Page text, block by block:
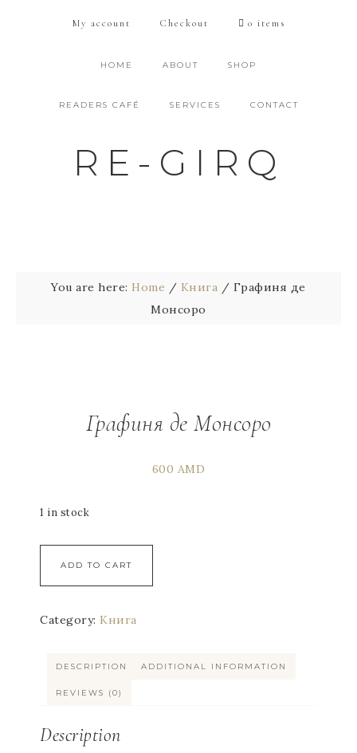
My account Checkout 0 items
HOME ABOUT SHOP
READERS CAFÉ SERVICES CONTACT
RE-GIRQ
You are here: Home / Книга / Графиня де
Монсоро
Графиня де Монсоро
600 AMD
1 in stock
ADD TO CART
Category: Книга
DESCRIPTION ADDITIONAL INFORMATION
REVIEWS (0)
Description